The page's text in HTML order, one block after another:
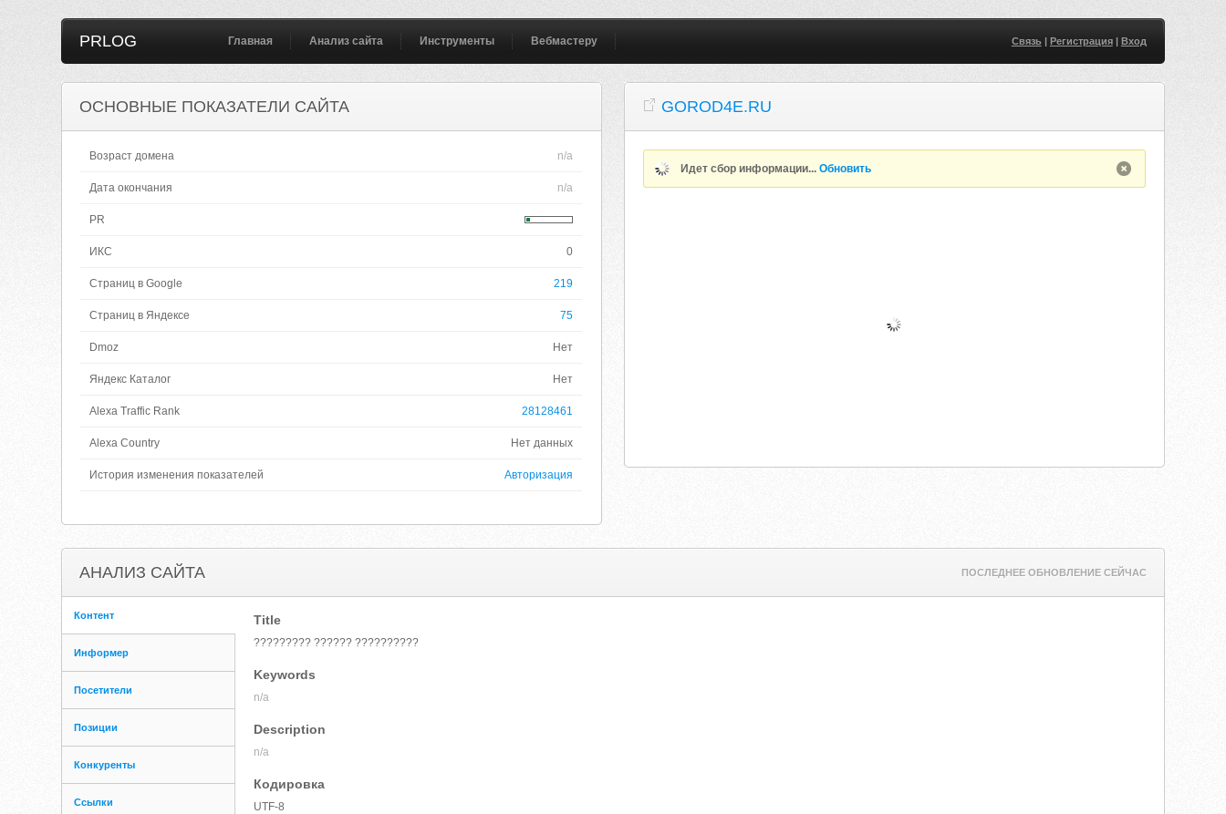
PRLOG Главная Анализ сайта Инструменты Вебмастеру Связь| Регистрация| Вход
ОСНОВНЫЕ ПОКАЗАТЕЛИ САЙТА
Возраст домена n/a
Дата окончания n/a
PR
ИКС 0
Страниц в Google 219
Страниц в Яндексе 75
Dmoz Нет
Яндекс Каталог Нет
Alexa Traffic Rank 28128461
Alexa Country Нет данных
История изменения показателей Авторизация
GOROD4E.RU
Идет сбор информации...Обновить
АНАЛИЗ САЙТА ПОСЛЕДНЕЕ ОБНОВЛЕНИЕ СЕЙЧАС
Контент
Информер
Посетители
Позиции
Конкуренты
Ссылки
Title
????????? ?????? ??????????
Keywords
n/a
Description
n/a
Кодировка
UTF-8